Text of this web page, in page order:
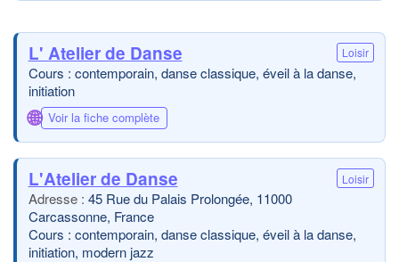
L' Atelier de Danse Loisir
Cours : contemporain, danse classique, éveil à la danse,
initiation
🌐 Voir la fiche complète
L'Atelier de Danse Loisir
45 Rue du Palais Prolongée, 11000
Carcassonne, France
Cours : contemporain, danse classique, éveil à la danse,
initiation, modern jazz